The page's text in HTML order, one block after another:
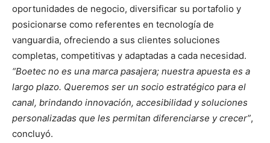
oportunidades de negocio, diversificar su portafolio y
posicionarse como referentes en tecnología de
vanguardia, ofreciendo a sus clientes soluciones
completas, competitivas y adaptadas a cada necesidad.
“Boetec no es una marca pasajera; nuestra apuesta es a
largo plazo. Queremos ser un socio estratégico para el
canal, brindando innovación, accesibilidad y soluciones
personalizadas que les permitan diferenciarse y crecer”,
concluyó.